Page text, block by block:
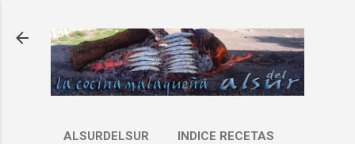
ALSURDELSUR INDICE RECETAS